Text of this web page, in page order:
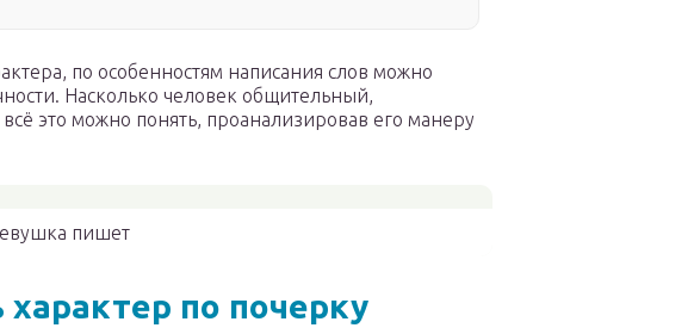
по особенностям написания слов можно
Насколько человек общительный,
это можно понять, проанализировав его манеру
пишет
по почерку